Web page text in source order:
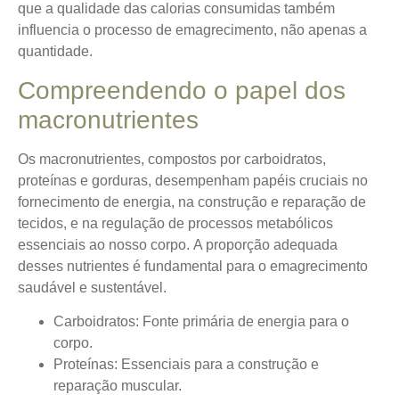
que a qualidade das calorias consumidas também
influencia o processo de emagrecimento, não apenas a
quantidade.
Compreendendo o papel dos
macronutrientes
Os macronutrientes, compostos por carboidratos,
proteínas e gorduras, desempenham papéis cruciais no
fornecimento de energia, na construção e reparação de
tecidos, e na regulação de processos metabólicos
essenciais ao nosso corpo. A proporção adequada
desses nutrientes é fundamental para o emagrecimento
saudável e sustentável.
Carboidratos: Fonte primária de energia para o
corpo.
Proteínas: Essenciais para a construção e
reparação muscular.